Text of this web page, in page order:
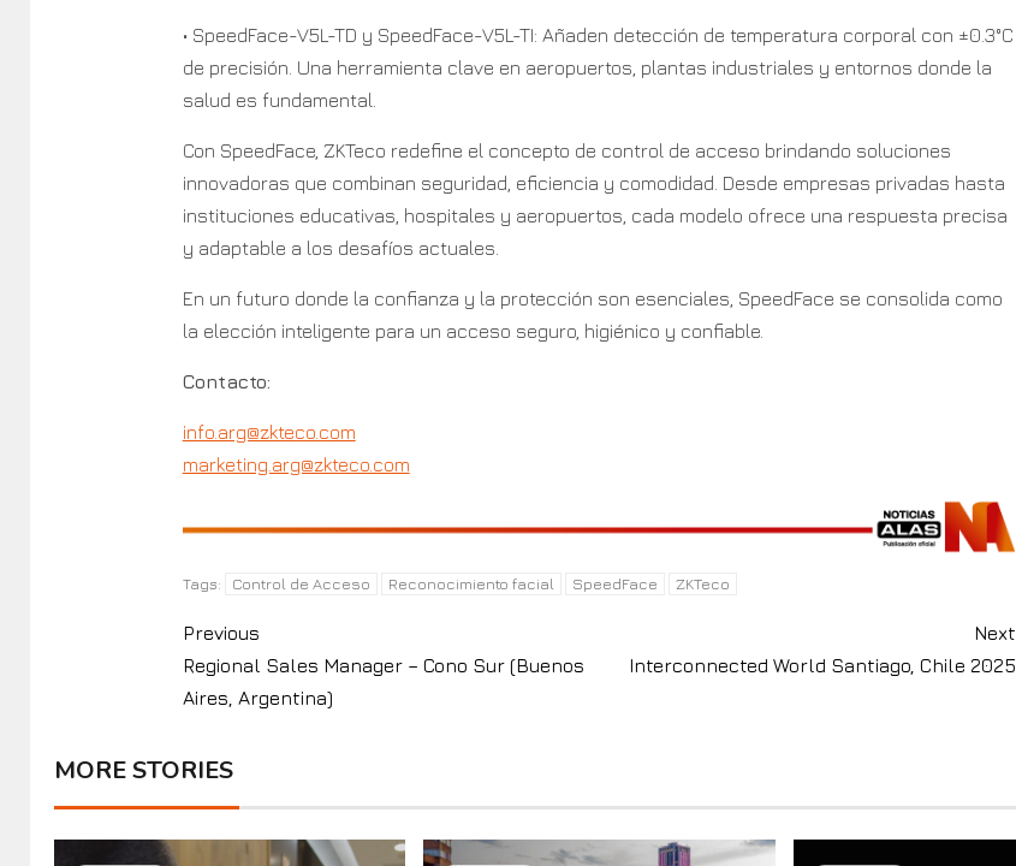
• SpeedFace-V5L-TD y SpeedFace-V5L-TI: Añaden detección de temperatura corporal con ±0.3°C
de precisión. Una herramienta clave en aeropuertos, plantas industriales y entornos donde la
salud es fundamental.
Con SpeedFace, ZKTeco redefine el concepto de control de acceso brindando soluciones
innovadoras que combinan seguridad, eficiencia y comodidad. Desde empresas privadas hasta
instituciones educativas, hospitales y aeropuertos, cada modelo ofrece una respuesta precisa
y adaptable a los desafíos actuales.
En un futuro donde la confianza y la protección son esenciales, SpeedFace se consolida como
la elección inteligente para un acceso seguro, higiénico y confiable.
Contacto:
info.arg@zkteco.com
marketing.arg@zkteco.com
Tags: Control de Acceso Reconocimiento facial SpeedFace ZKTeco
Previous
Regional Sales Manager – Cono Sur (Buenos
Aires, Argentina)
Next
Interconnected World Santiago, Chile 2025
MORE STORIES